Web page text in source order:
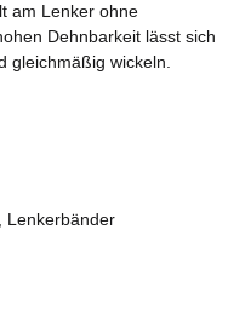
am Lenker ohne
Dehnbarkeit lässt sich
gleichmäßig wickeln.
Lenkerbänder